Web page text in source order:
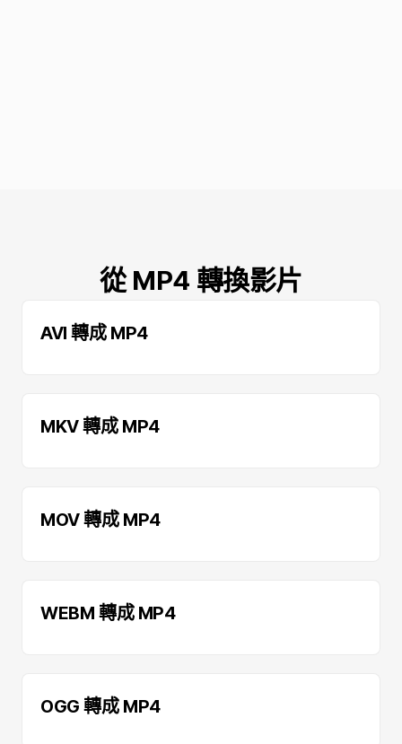
從 MP4 轉換影片
AVI 轉成 MP4
MKV 轉成 MP4
MOV 轉成 MP4
WEBM 轉成 MP4
OGG 轉成 MP4